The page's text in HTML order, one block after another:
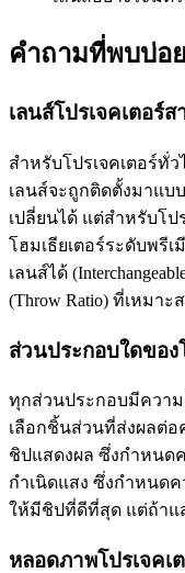
คำถามที่พบบ่อ
เลนส์โปรเจคเตอร์
สำหรับโปรเจคเตอร์
เลนส์จะถูกติดตั้งมาแบ
เปลี่ยนได้ แต่สำหรับโป
โฮมเธียเตอร์ระดับพรี
เลนส์ได้
(Throw Ratio) ที่เหมา
ส่วนประกอบใดขอ
ทุกส่วนประกอบมีควา
เลือกชิ้นส่วนที่ส่งผลต่
ชิปแสดงผล ซึ่งกำหนด
กำเนิดแสง ซึ่งกำหนด
ให้มีชิปที่ดีที่สุด แต่ถ้าแ
หลอดภาพโปรเจคเ